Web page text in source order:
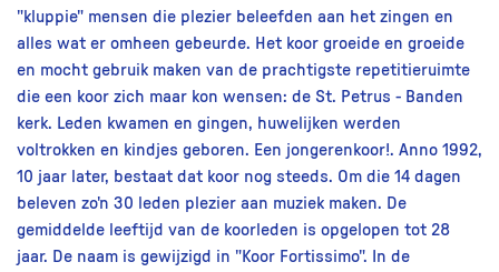
"kluppie" mensen die plezier beleefden aan het zingen en
alles wat er omheen gebeurde. Het koor groeide en groeide
en mocht gebruik maken van de prachtigste repetitieruimte
die een koor zich maar kon wensen: de St. Petrus - Banden
kerk. Leden kwamen en gingen, huwelijken werden
voltrokken en kindjes geboren. Een jongerenkoor!. Anno 1992,
10 jaar later, bestaat dat koor nog steeds. Om die 14 dagen
beleven zo'n 30 leden plezier aan muziek maken. De
gemiddelde leeftijd van de koorleden is opgelopen tot 28
jaar. De naam is gewijzigd in "Koor Fortissimo". In de